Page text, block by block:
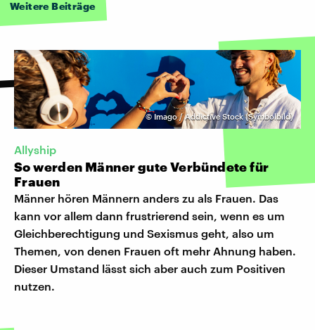
Weitere Beiträge
©Imago / Addictive Stock (Symbolbild)
Allyship
So werden Männer gute Verbündete für
Frauen
Männer hören Männern anders zu als Frauen. Das
kann vor allem dann frustrierend sein, wenn es um
Gleichberechtigung und Sexismus geht, also um
Themen, von denen Frauen oft mehr Ahnung haben.
Dieser Umstand lässt sich aber auch zum Positiven
nutzen.